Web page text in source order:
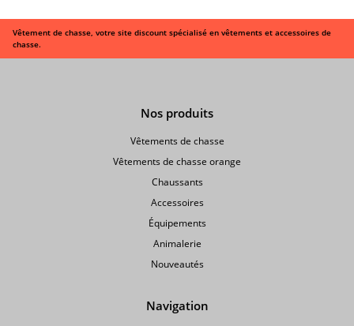
Vêtement de chasse, votre site discount spécialisé en vêtements et accessoires de
chasse.
Nos produits
Vêtements de chasse
Vêtements de chasse orange
Chaussants
Accessoires
Équipements
Animalerie
Nouveautés
Navigation